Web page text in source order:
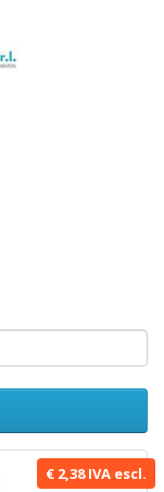
€ 2,38 IVA escl.